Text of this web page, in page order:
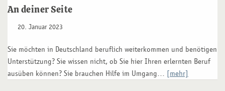
An deiner Seite
20. Januar 2023
Sie möchten in Deutschland beruflich weiterkommen und benötigen
Unterstützung? Sie wissen nicht, ob Sie hier Ihren erlernten Beruf
ausüben können? Sie brauchen Hilfe im Umgang… [mehr]